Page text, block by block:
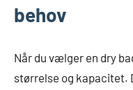
behov
Når du vælger en dry
størrelse og kapacitet.